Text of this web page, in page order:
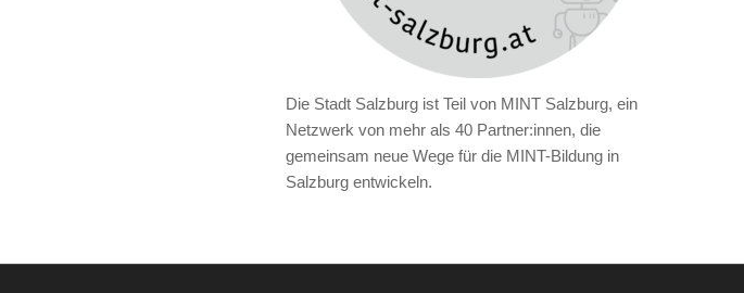
Die Stadt Salzburg ist Teil von MINT Salzburg, ein
Netzwerk von mehr als 40 Partner:innen, die
gemeinsam neue Wege für die MINT-Bildung in
Salzburg entwickeln.